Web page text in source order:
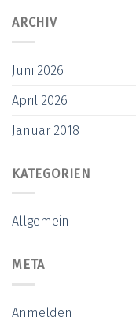
ARCHIV
Juni 2026
April 2026
Januar 2018
KATEGORIEN
Allgemein
META
Anmelden